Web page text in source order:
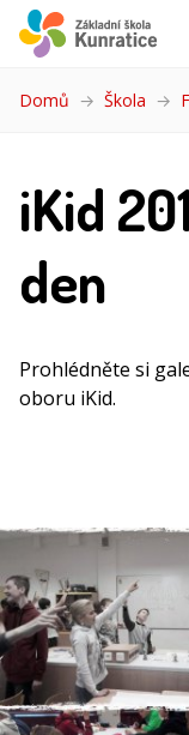
Domů Škola
iKid
den
Prohlédněte si
oboru iKid.